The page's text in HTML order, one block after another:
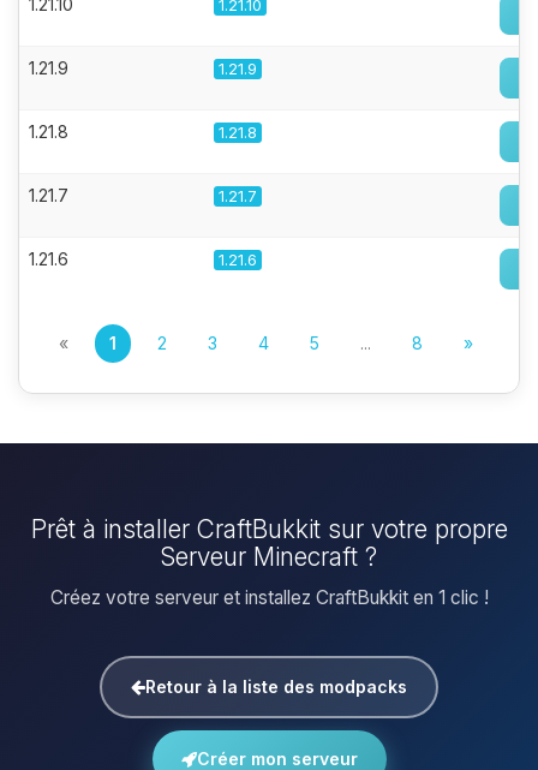
1.21.10 1.21.10
1.21.9 1.21.9
1.21.8 1.21.8
1.21.7 1.21.7
1.21.6 1.21.6
« 1 2 3 4 5 ... 8 »
Prêt à installer CraftBukkit sur votre propre
Serveur Minecraft ?
Créez votre serveur et installez CraftBukkit en 1 clic !
Retour à la liste des modpacks
Créer mon serveur